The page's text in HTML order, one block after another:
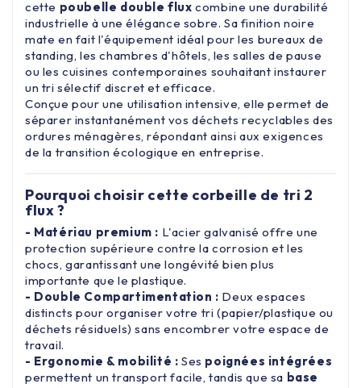
cette poubelle double flux combine une durabilité
industrielle à une élégance sobre. Sa finition noire
mate en fait l'équipement idéal pour les bureaux de
standing, les chambres d'hôtels, les salles de pause
ou les cuisines contemporaines souhaitant instaurer
un tri sélectif discret et efficace.
Conçue pour une utilisation intensive, elle permet de
séparer instantanément vos déchets recyclables des
ordures ménagères, répondant ainsi aux exigences
de la transition écologique en entreprise.
Pourquoi choisir cette corbeille de tri 2
flux ?
- Matériau premium : L'acier galvanisé offre une
protection supérieure contre la corrosion et les
chocs, garantissant une longévité bien plus
importante que le plastique.
- Double Compartimentation : Deux espaces
distincts pour organiser votre tri (papier/plastique ou
déchets résiduels) sans encombrer votre espace de
travail.
- Ergonomie & mobilité : Ses poignées intégrées
permettent un transport facile, tandis que sa base